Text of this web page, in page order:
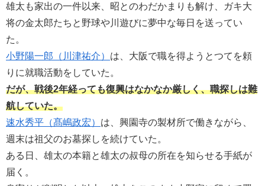
雄太も家出の一件以来、昭とのわだかまりも解け、ガキ大
将の金太郎たちと野球や川遊びに夢中な毎日を送ってい
た。
小野陽一郎（川津祐介） は、大阪で職を得ようとつてを頼
りに就職活動をしていた。
だが、戦後2年経っても復興はなかなか厳しく、職探しは難
航していた。
速水秀平（髙嶋政宏） は、興園寺の製材所で働きながら、
週末は祖父のお墓探しを続けていた。
ある日、雄太の本籍と雄太の叔母の所在を知らせる手紙が
届く。